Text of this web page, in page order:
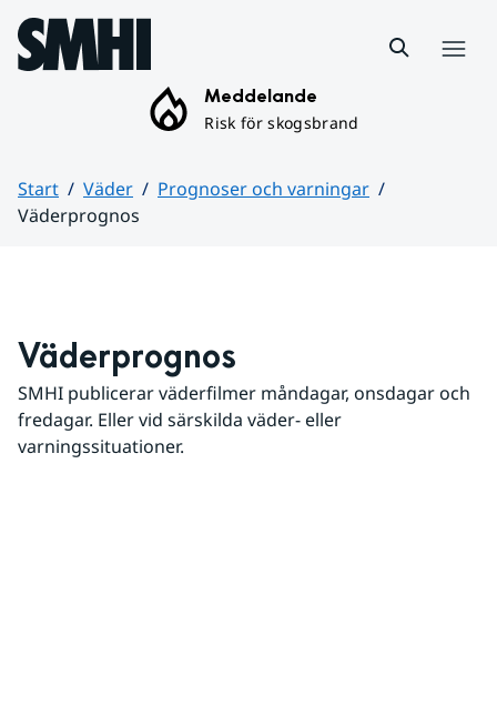
Hoppa till sidans innehåll
Meddelande
Risk för skogsbrand
Start Väder
Prognoser och varningar
Väderprognos
Väderprognos
SMHI publicerar väderfilmer måndagar, onsdagar och
fredagar. Eller vid särskilda väder- eller
varningssituationer.